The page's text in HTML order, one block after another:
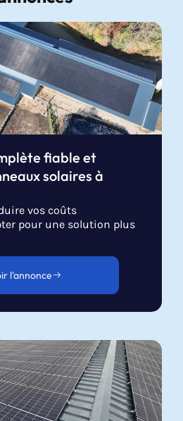
fiable et
solaires à
vos coûts
pour une solution plus
l'annonce